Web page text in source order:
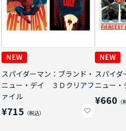
スパイダーマン：ブランド・
ニュー・デイ ３Ｄクリアフ
ァイル
¥715
スパイダ
ニュー
¥660